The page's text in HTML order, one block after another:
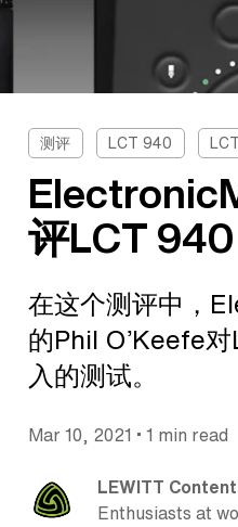
测评 LCT 940
评LCT 940
在这个测评中，
的Phil O’Keefe
入的测试。
Mar 10, 2021 • 1 min read
LEWITT
Enthusiasts at